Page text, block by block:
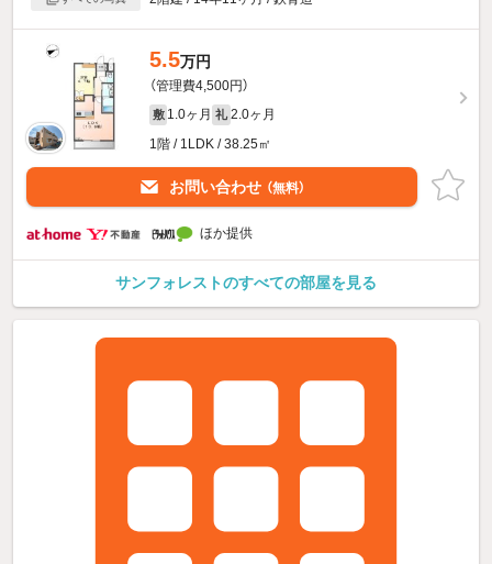
5.5万円
（管理費4,500円）
敷 1.0ヶ月 礼 2.0ヶ月
1階 / 1LDK / 38.25㎡
お問い合わせ （無料）
ほか提供
サンフォレストのすべての部屋を見る